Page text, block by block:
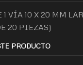
1 VÍA 10 X 20 MM
20 PIEZAS)
PRODUCTO